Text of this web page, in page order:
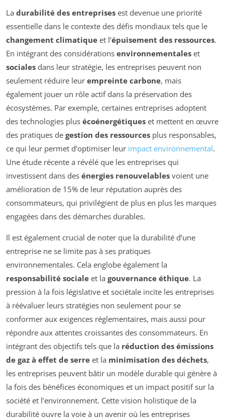
La durabilité des entreprises est devenue une priorité
essentielle dans le contexte des défis mondiaux tels que le
changement climatique et l’épuisement des ressources.
En intégrant des considérations environnementales et
sociales dans leur stratégie, les entreprises peuvent non
seulement réduire leur empreinte carbone, mais
également jouer un rôle actif dans la préservation des
écosystèmes. Par exemple, certaines entreprises adoptent
des technologies plus écoénergétiques et mettent en œuvre
des pratiques de gestion des ressources plus responsables,
ce qui leur permet d’optimiser leur impact environnemental.
Une étude récente a révélé que les entreprises qui
investissent dans des énergies renouvelables voient une
amélioration de 15% de leur réputation auprès des
consommateurs, qui privilégient de plus en plus les marques
engagées dans des démarches durables.
Il est également crucial de noter que la durabilité d’une
entreprise ne se limite pas à ses pratiques
environnementales. Cela englobe également la
responsabilité sociale et la gouvernance éthique. La
pression à la fois législative et sociétale incite les entreprises
à réévaluer leurs stratégies non seulement pour se
conformer aux exigences réglementaires, mais aussi pour
répondre aux attentes croissantes des consommateurs. En
intégrant des objectifs tels que la réduction des émissions
de gaz à effet de serre et la minimisation des déchets,
les entreprises peuvent bâtir un modèle durable qui génère à
la fois des bénéfices économiques et un impact positif sur la
société et l’environnement. Cette vision holistique de la
durabilité ouvre la voie à un avenir où les entreprises